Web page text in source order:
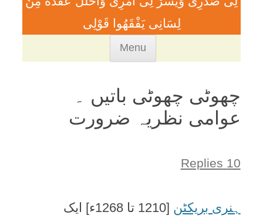
لِسَانِی يَفْقَھُوا قَوْلِی
Menu
content
چھوٹی چھوٹی باتيں ۔
عوامی نظریہ ضرورت
10 Replies
ہنری بريکٹن
[1210 تا 1268ء] ايک